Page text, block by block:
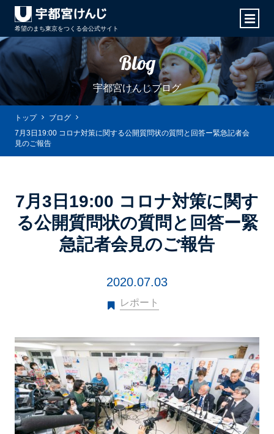
希望のまち東京をつくる会公式サイト
Blog
宇都宮けんじブログ
トップ
ブログ
7月3日19:00 コロナ対策に関する公開質問状の質問と回答ー緊急記者会
見のご報告
7月3日19:00 コロナ対策に関す
る公開質問状の質問と回答ー緊
急記者会見のご報告
2020.07.03
レポート